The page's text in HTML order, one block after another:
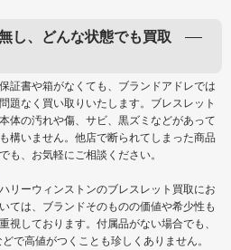
し、どんな状態でも買取
保証書や箱がなくても、ブランドアドレでは
問題なく買い取りいたします。ブレスレット
本体の汚れや傷、サビ、黒ズミなどがあって
も構いません。他店で断られてしまった商品
でも、お気軽にご相談ください。
ハリーウィンストンのブレスレット買取にお
いては、ブランドそのものの価値や希少性も
重視しております。付属品がない場合でも、
で高値がつくことも珍しくありません。